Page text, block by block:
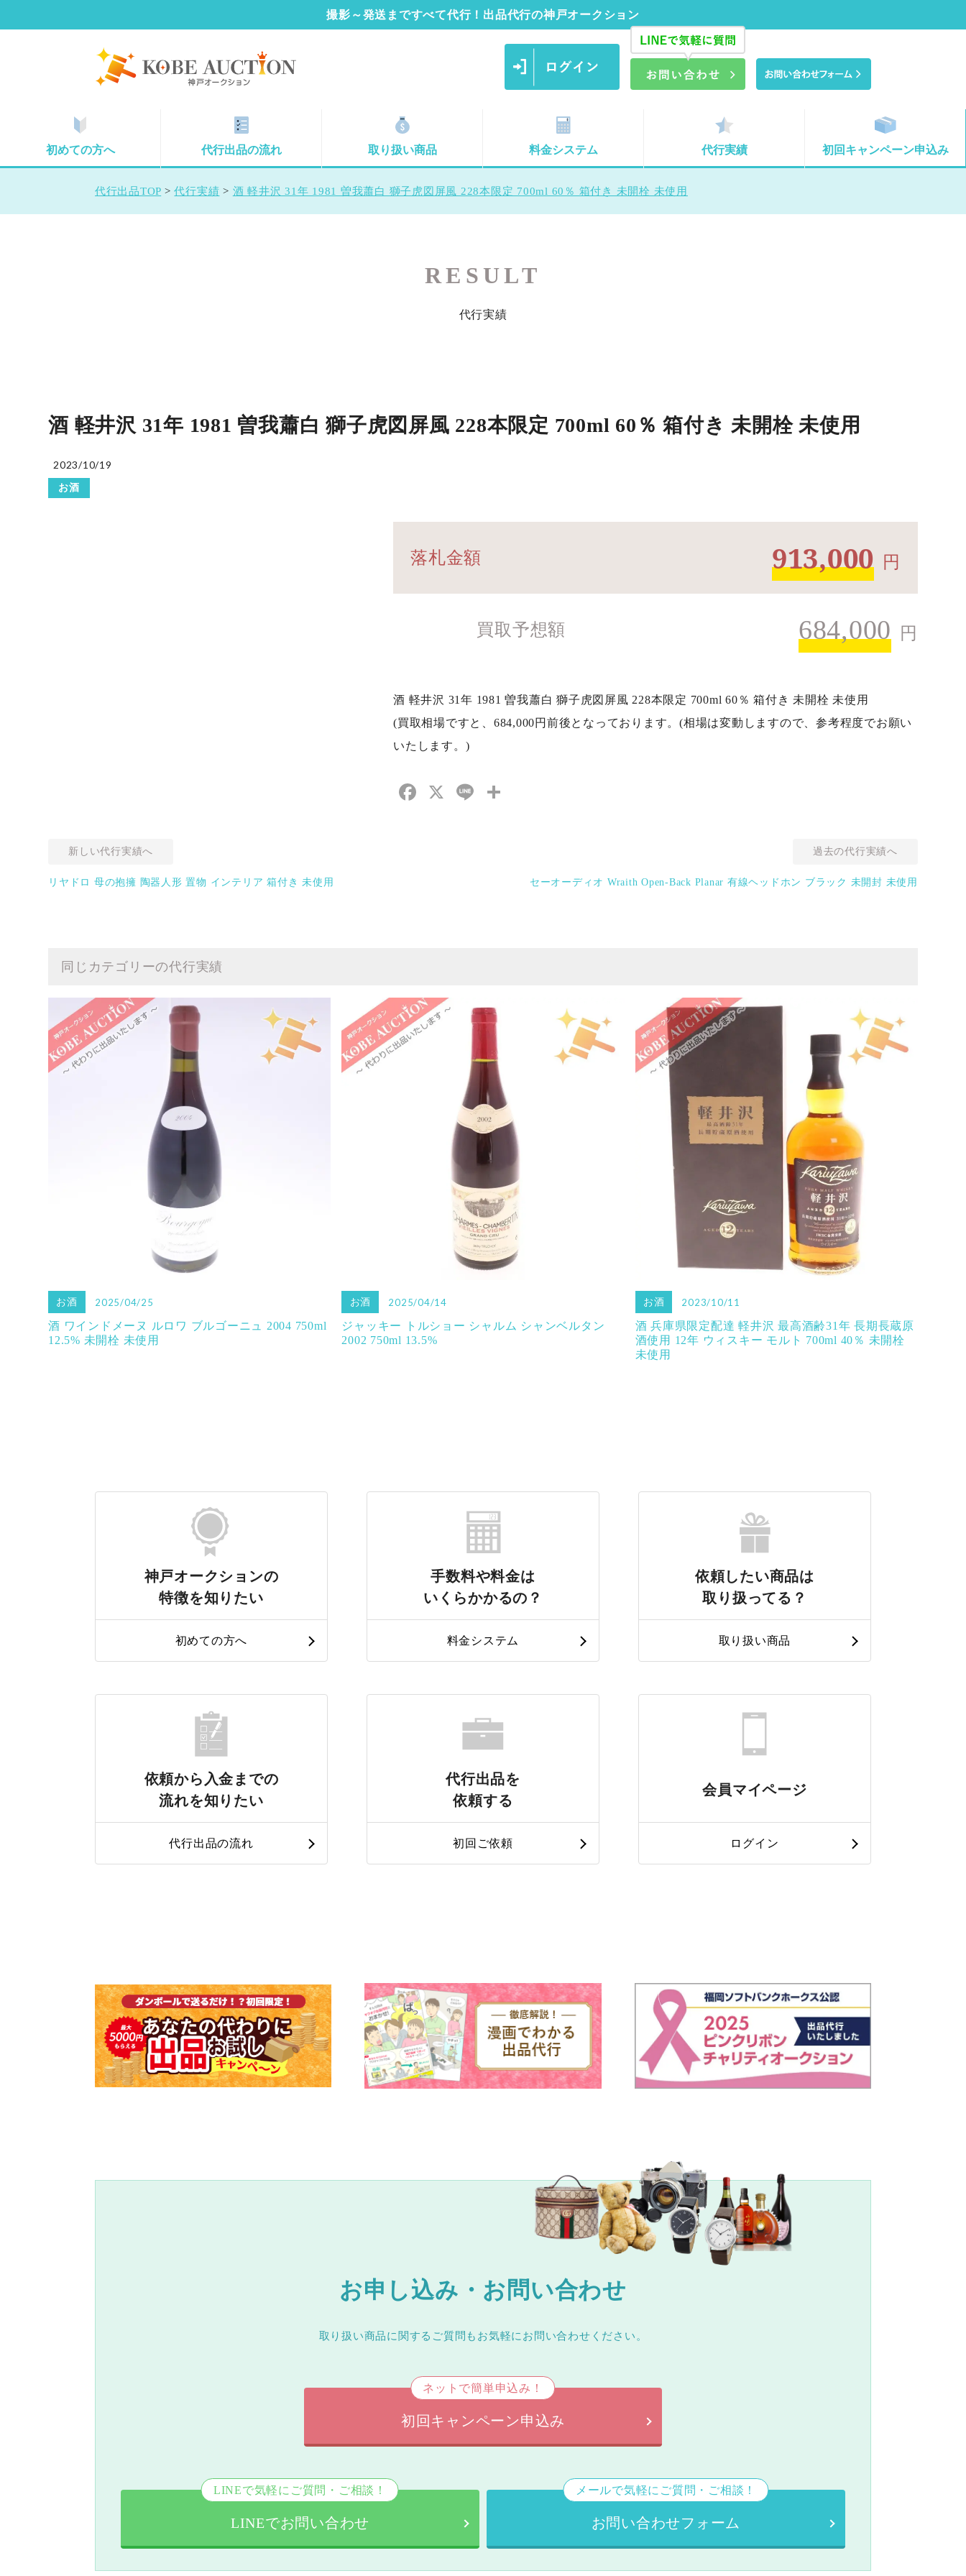
撮影～発送まですべて代行！出品代行の神戸オークション
初めての方へ 代行出品の流れ 取り扱い商品 料金システム 代行実績 初回キャンペーン申込み
代行出品TOP >代行実績 > 酒 軽井沢 31年 1981 曽我蕭白 獅子虎図屏風 228本限定 700ml 60％ 箱付き 未開栓 未使用
RESULT
代行実績
酒 軽井沢 31年 1981 曽我蕭白 獅子虎図屏風 228本限定 700ml 60％ 箱付き 未開栓 未使用
2023/10/19
お酒
落札金額 913,000 円
買取予想額 684,000 円
酒 軽井沢 31年 1981 曽我蕭白 獅子虎図屏風 228本限定 700ml 60％ 箱付き 未開栓 未使用
(買取相場ですと、684,000円前後となっております。(相場は変動しますので、参考程度でお願い
いたします。)
Facebook
X Line
新しい代行実績へ
リヤドロ 母の抱擁 陶器人形 置物 インテリア 箱付き 未使用
過去の代行実績へ
セーオーディオ Wraith Open-Back Planar 有線ヘッドホン ブラック 未開封 未使用
同じカテゴリーの代行実績
お酒 2025/04/25
酒 ワインドメーヌ ルロワ ブルゴーニュ 2004 750ml
12.5% 未開栓 未使用
お酒 2025/04/14
ジャッキー トルショー シャルム シャンベルタン
2002 750ml 13.5%
お酒 2023/10/11
酒 兵庫県限定配達 軽井沢 最高酒齢31年 長期長蔵原
酒使用 12年 ウィスキー モルト 700ml 40％ 未開栓
未使用
神戸オークションの
特徴を知りたい
初めての方へ
手数料や料金は
いくらかかるの？
料金システム
依頼したい商品は
取り扱ってる？
取り扱い商品
依頼から入金までの
流れを知りたい
代行出品の流れ
代行出品を
依頼する
初回ご依頼
会員マイページ
ログイン
お申し込み・お問い合わせ
取り扱い商品に関するご質問もお気軽にお問い合わせください。
ネットで簡単申込み！
初回キャンペーン申込み
LINEで気軽にご質問・ご相談！
LINEでお問い合わせ
メールで気軽にご質問・ご相談！
お問い合わせフォーム